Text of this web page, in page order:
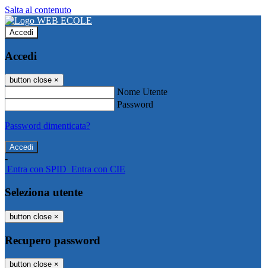
Salta al contenuto
Accedi
Accedi
button close ×
Nome Utente
Password
Password dimenticata?
-
Entra con SPID Entra con CIE
Seleziona utente
button close ×
Recupero password
button close ×